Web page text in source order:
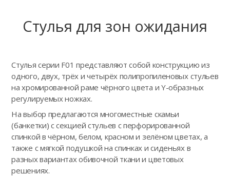
Стулья для зон ожидания
Стулья серии F01 представляют собой конструкцию из
одного, двух, трёх и четырёх полипропиленовых стульев
на хромированной раме чёрного цвета и Y-образных
регулируемых ножках.
На выбор предлагаются многоместные скамьи
(банкетки) с секцией стульев с перфорированной
спинкой в чёрном, белом, красном и зелёном цветах, а
также с мягкой подушкой на спинках и сиденьях в
разных вариантах обивочной ткани и цветовых
решениях.